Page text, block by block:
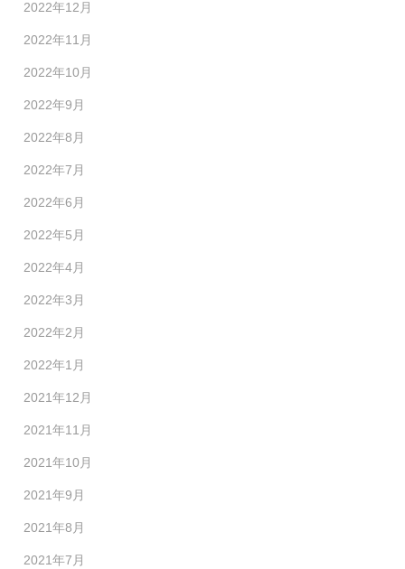
2022年12月
2022年11月
2022年10月
2022年9月
2022年8月
2022年7月
2022年6月
2022年5月
2022年4月
2022年3月
2022年2月
2022年1月
2021年12月
2021年11月
2021年10月
2021年9月
2021年8月
2021年7月